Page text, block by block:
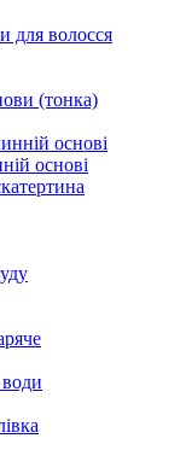
для волосся
(тонка)
основі
основі